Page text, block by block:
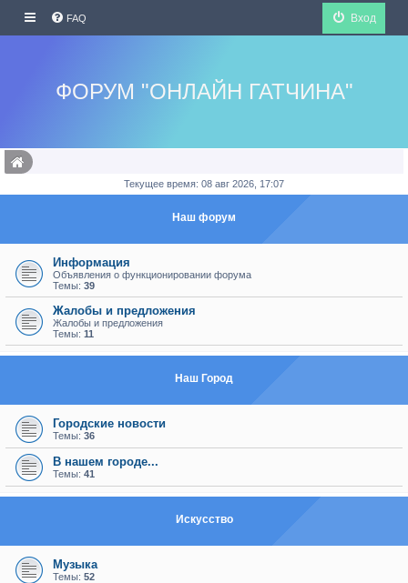
FAQ Вход
ФОРУМ "ОНЛАЙН ГАТЧИНА"
Текущее время: 08 авг 2026, 17:07
Наш форум
Информация
Объявления о функционировании форума
Темы: 39
Жалобы и предложения
Жалобы и предложения
Темы: 11
Наш Город
Городские новости
Темы: 36
В нашем городе...
Темы: 41
Искуcство
Музыка
Темы: 52